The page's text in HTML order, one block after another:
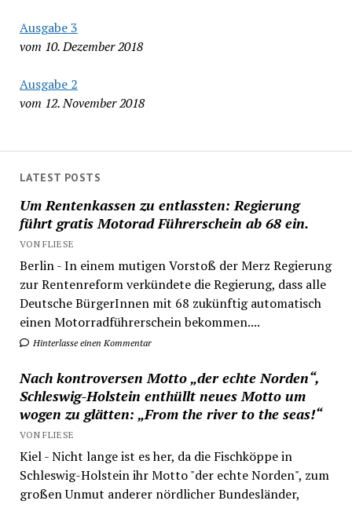
Ausgabe 3
vom 10. Dezember 2018
Ausgabe 2
vom 12. November 2018
LATEST POSTS
Um Rentenkassen zu entlassten: Regierung
führt gratis Motorad Führerschein ab 68 ein.
VON FLIESE
Berlin - In einem mutigen Vorstoß der Merz Regierung
zur Rentenreform verkündete die Regierung, dass alle
Deutsche BürgerInnen mit 68 zukünftig automatisch
einen Motorradführerschein bekommen....
Hinterlasse einen Kommentar
Nach kontroversen Motto „der echte Norden“,
Schleswig-Holstein enthüllt neues Motto um
wogen zu glätten: „From the river to the seas!“
VON FLIESE
Kiel - Nicht lange ist es her, da die Fischköppe in
Schleswig-Holstein ihr Motto "der echte Norden", zum
großen Unmut anderer nördlicher Bundesländer,